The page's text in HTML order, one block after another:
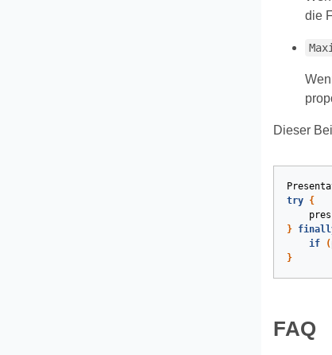
die
Dieser
try
{
pres
}
if
(
}
FAQ